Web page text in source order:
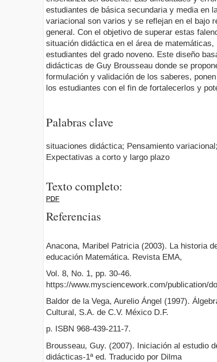
estudiantes de básica secundaria y media en
variacional son varios y se reflejan en el bajo
general. Con el objetivo de superar estas
situación didáctica en el área de
estudiantes del grado noveno. Este diseño
didácticas de Guy Brousseau donde se
formulación y validación de los saberes,
los estudiantes con el fin de fortalecerlos y
Palabras clave
situaciones didáctica; Pensamiento
Expectativas a corto y largo plazo
Texto completo:
PDF
Referencias
Anacona, Maribel Patricia (2003). La historia
educación Matemática. Revista EMA,
Vol. 8, No. 1, pp. 30-46.
https://www.mysciencework.com/publication/
Baldor de la Vega, Aurelio Ángel (1997).
Cultural, S.A. de C.V. México D.F.
p. ISBN 968-439-211-7.
Brousseau, Guy. (2007). Iniciación al estudio
didácticas-1ª ed. Traducido por Dilma